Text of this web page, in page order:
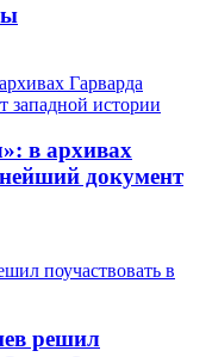
в архивах
документ
решил